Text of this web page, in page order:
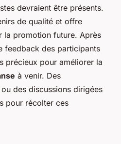
devraient être présents.
de qualité et offre
la promotion future. Après
feedback des participants
précieux pour améliorer la
à venir. Des
des discussions dirigées
pour récolter ces